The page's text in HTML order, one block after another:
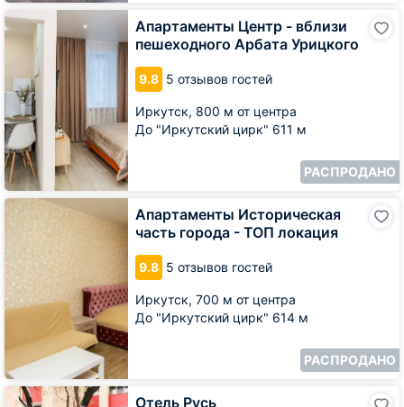
Апартаменты Центр - вблизи
пешеходного Арбата Урицкого
9.8 5 отзывов гостей
Иркутск, 800 м от центра
До "Иркутский цирк" 611 м
РАСПРОДАНО
Апартаменты
Центр
вблизи
пешеходного
Арбата
Урицкого
Апартаменты Историческая
часть города - ТОП локация
9.8 5 отзывов гостей
Иркутск, 700 м от центра
До "Иркутский цирк" 614 м
РАСПРОДАНО
Апартаменты
Историческая
города
-
ТОП
локация
Отель Русь
Отель